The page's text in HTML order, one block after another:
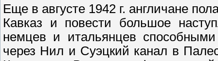
Еще в августе 1942 г. англичане
Кавказ и повести большое
немцев и итальянцев
через Нил и Суэцкий канал в